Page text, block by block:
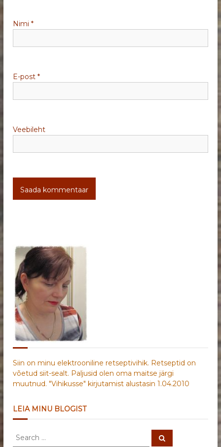
n
e
Nimi*
E-post*
Veebileht
Siin on minu elektrooniline retseptivihik. Retseptid on
võetud siit-sealt. Paljusid olen oma maitse järgi
muutnud. "Vihikusse" kirjutamist alustasin 1.04.2010
LEIA MINU BLOGIST
S
S
e